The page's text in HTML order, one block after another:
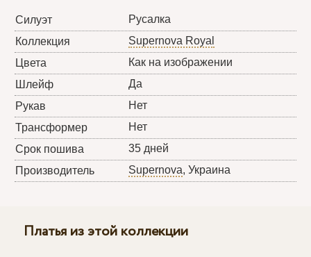
Силуэт
Русалка
Коллекция
Supernova Royal
Цвета
Как на изображении
Шлейф
Да
Рукав
Нет
Трансформер
Нет
Срок пошива
35 дней
Производитель
Supernova, Украина
Платья из этой коллекции